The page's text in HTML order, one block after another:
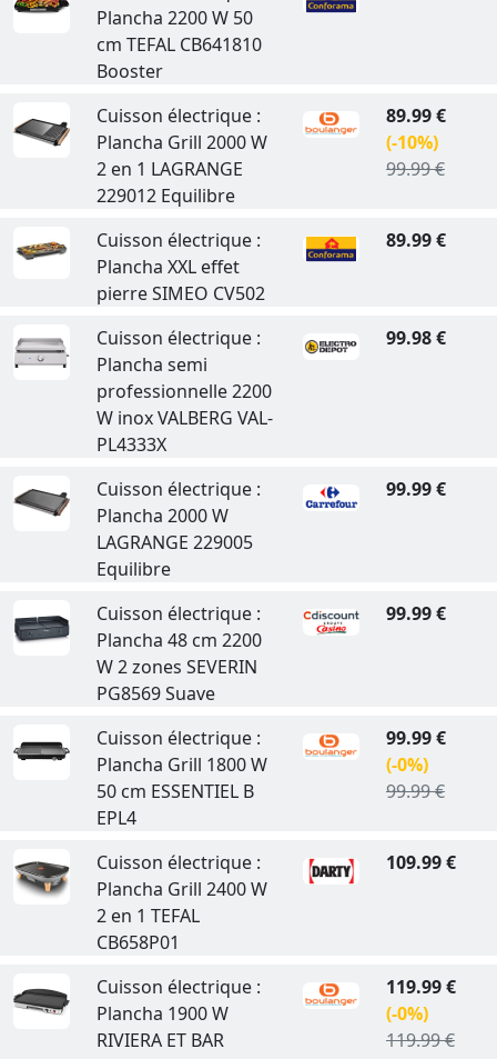
Plancha 2200 W 50
cm TEFAL CB641810
Booster
Cuisson électrique :
Plancha Grill 2000 W
2 en 1 LAGRANGE
229012 Equilibre
89.99 €
(-10%)
99.99 €
Cuisson électrique :
Plancha XXL effet
pierre SIMEO CV502
89.99 €
Cuisson électrique :
Plancha semi
professionnelle 2200
W inox VALBERG VAL-
PL4333X
99.98 €
Cuisson électrique :
Plancha 2000 W
LAGRANGE 229005
Equilibre
99.99 €
Cuisson électrique :
Plancha 48 cm 2200
W 2 zones SEVERIN
PG8569 Suave
99.99 €
Cuisson électrique :
Plancha Grill 1800 W
50 cm ESSENTIEL B
EPL4
99.99 €
(-0%)
99.99 €
Cuisson électrique :
Plancha Grill 2400 W
2 en 1 TEFAL
CB658P01
109.99 €
Cuisson électrique :
Plancha 1900 W
RIVIERA ET BAR
119.99 €
(-0%)
119.99 €